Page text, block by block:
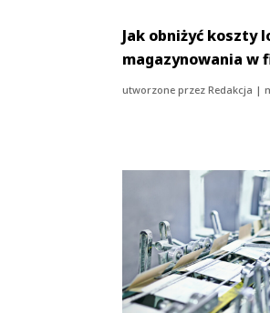
Jak obniżyć koszty
magazynowania w
utworzone przezRedakcja |